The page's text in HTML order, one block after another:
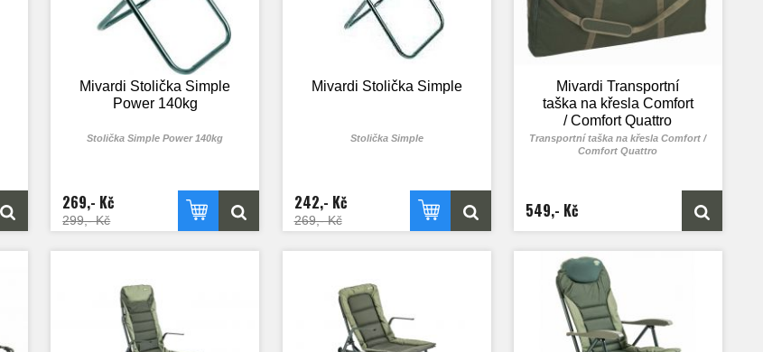
Mivardi Stolička Simple
Power 140kg
Stolička Simple Power 140kg
269,- Kč
299,- Kč
Mivardi Stolička Simple
Stolička Simple
242,- Kč
269,- Kč
Mivardi Transportní
taška na křesla Comfort
/ Comfort Quattro
Transportní taška na křesla Comfort /
Comfort Quattro
549,- Kč